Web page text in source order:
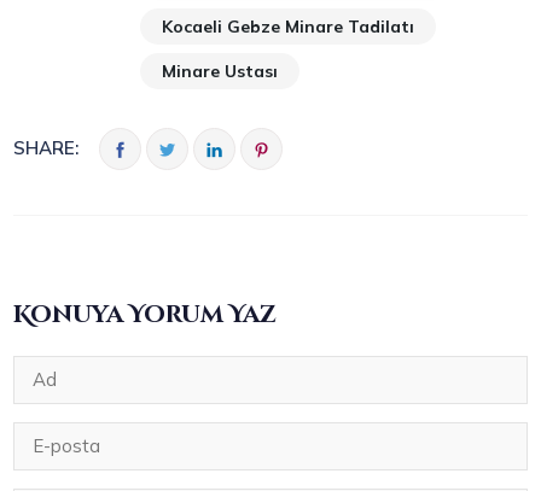
Kocaeli Gebze Minare Tadilatı
Minare Ustası
SHARE:
Konuya Yorum Yaz